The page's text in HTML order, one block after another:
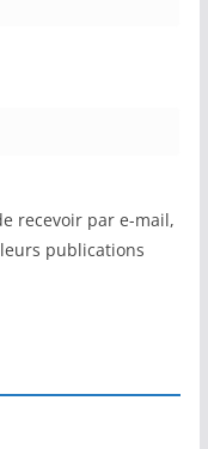
recevoir par e-mail,
publications